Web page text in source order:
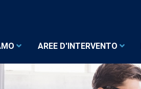
AREE D'INTERVENTO